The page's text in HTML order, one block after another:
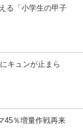
る「小学生の甲子
キュンが止まら
45％増量作戦再来